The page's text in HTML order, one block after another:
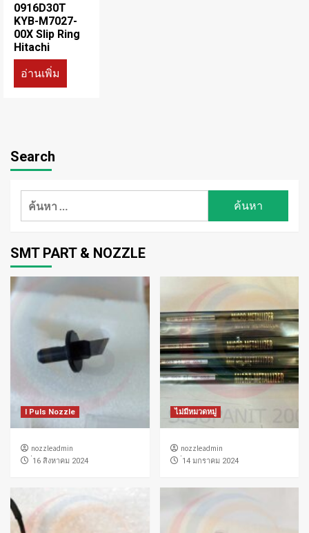
0916D30T
KYB-M7027-
00X Slip Ring
Hitachi
อ่านเพิ่ม
Search
ค้นหา
SMT PART & NOZZLE
I Puls Nozzle
nozzleadmin
่16 สิงหาคม 2024
ไม่มีหมวดหมู่
nozzleadmin
่14 มกราคม 2024